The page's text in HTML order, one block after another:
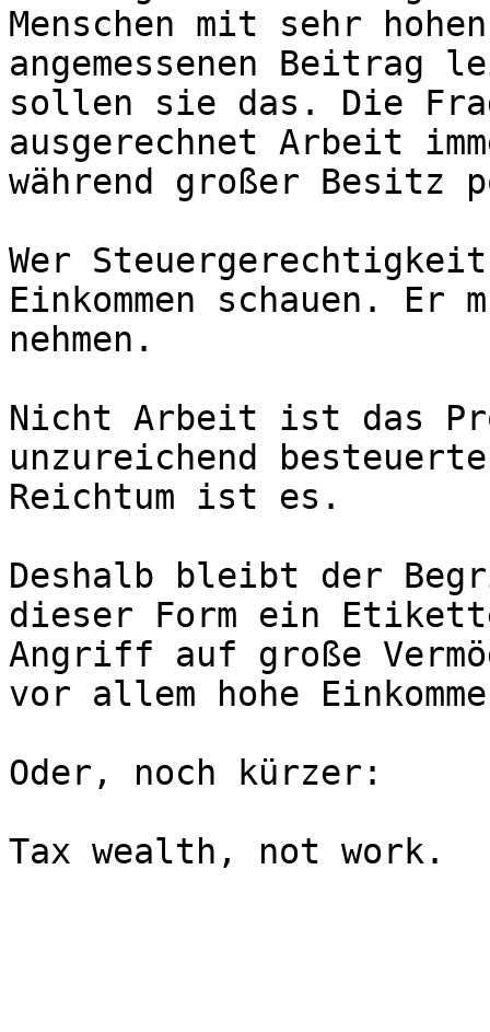
Menschen mit sehr
angemessenen
sollen sie das. Die
ausgerechnet Arbeit
während großer
Wer
Einkommen schauen. Er
nehmen.
Nicht Arbeit ist das
unzureichend
Reichtum ist es.
Deshalb bleibt der
dieser Form ein
Angriff auf große
vor allem hohe
Oder, noch kürzer:
Tax wealth, not work.